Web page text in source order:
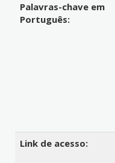
Palavras-chave em
Português:
Link de acesso: